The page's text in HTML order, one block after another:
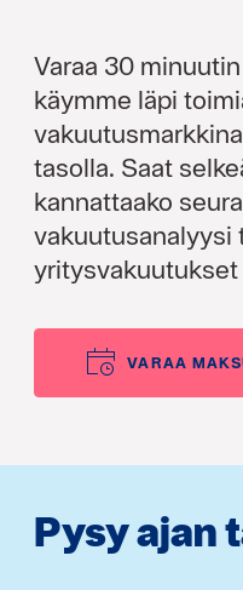
Varaa 30
käymme läpi
tasolla. Saat
kannattaako
vakuutusanalyysi
VARAA
Pysy ajan